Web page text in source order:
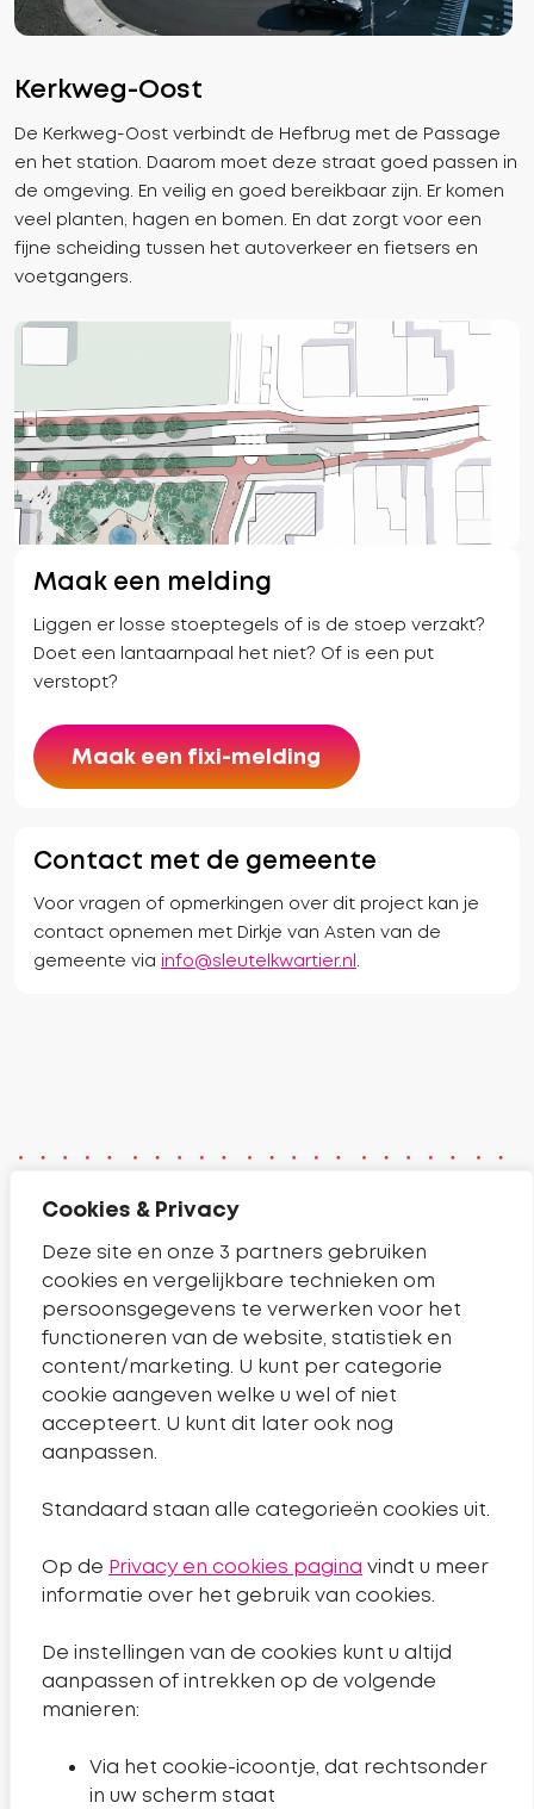
Cookies & Privacy
Deze site en onze 3 partners gebruiken
cookies en vergelijkbare technieken om
persoonsgegevens te verwerken voor het
functioneren van de website, statistiek en
content/marketing. U kunt per categorie
cookie aangeven welke u wel of niet
accepteert. U kunt dit later ook nog
aanpassen.
Standaard staan alle categorieën cookies uit.
Op de Privacy en cookies pagina vindt u meer
informatie over het gebruik van cookies.
De instellingen van de cookies kunt u altijd
aanpassen of intrekken op de volgende
manieren:
Via het cookie-icoontje, dat rechtsonder
in uw scherm staat
Kerkweg-Oost
De Kerkweg-Oost verbindt de Hefbrug met de Passage
en het station. Daarom moet deze straat goed passen in
de omgeving. En veilig en goed bereikbaar zijn. Er komen
veel planten, hagen en bomen. En dat zorgt voor een
fijne scheiding tussen het autoverkeer en fietsers en
voetgangers.
Maak een melding
Liggen er losse stoeptegels of is de stoep verzakt?
Doet een lantaarnpaal het niet? Of is een put
verstopt?
Maak een fixi-melding
Contact met de gemeente
Voor vragen of opmerkingen over dit project kan je
contact opnemen met Dirkje van Asten van de
gemeente via info@sleutelkwartier.nl.
Telefoonnummer Sleutelkwartier
14 0182
Pagina contact
Contact
Handige links
Projecten
Algemeen
Sitemap
Privacyverklaring
Cookies wijzigen